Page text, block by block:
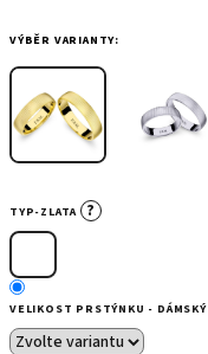
VÝBĚR VARIANTY:
TYP-ZLATA ?
VELIKOST PRSTÝNKU - DÁMSKÝ